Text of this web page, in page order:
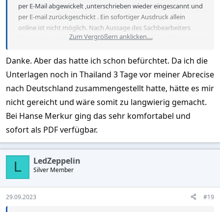
per E-Mail abgewickelt ,unterschrieben wieder eingescannt und
per E-mail zurückgeschickt . Ein sofortiger Ausdruck allein
online ist nicht möglich. Nach Aussage des Sachbearbeiters
beim letzten Mal schliessen Sie die Incummingversicherung nur
soll eine Richtlinie der Zentrale in Muc sein .
Zum Vergrößern anklicken....
Danke. Aber das hatte ich schon befürchtet. Da ich die
Unterlagen noch in Thailand 3 Tage vor meiner Abrecise
nach Deutschland zusammengestellt hatte, hätte es mir
nicht gereicht und wäre somit zu langwierig gemacht.
Bei Hanse Merkur ging das sehr komfortabel und
sofort als PDF verfügbar.
L LedZeppelin
Silver Member
29.09.2023 #19